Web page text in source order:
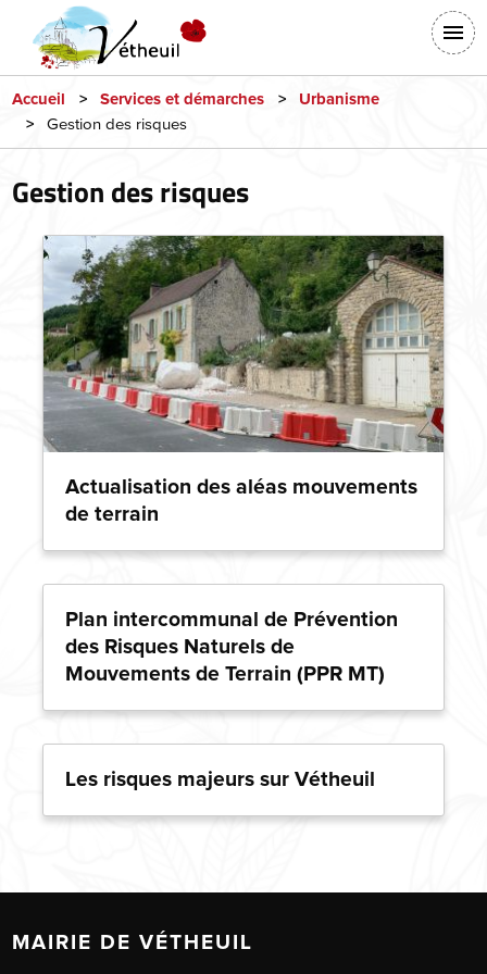
principal
tête
-
Connexion
Accueil Services et démarches Urbanisme
Gestion des risques
Gestion des risques
Actualisation des aléas mouvements
de terrain
Plan intercommunal de Prévention
des Risques Naturels de
Mouvements de Terrain (PPR MT)
Les risques majeurs sur Vétheuil
MAIRIE DE VÉTHEUIL